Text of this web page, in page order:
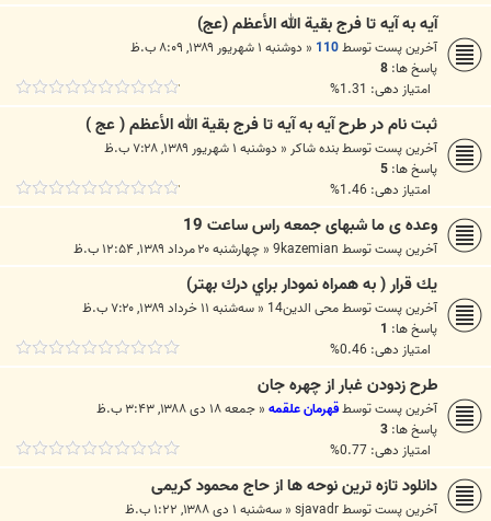
آیه به آيه تا فرج بقية الله الأعظم (عج)
آخرین پست توسط110
« دوشنبه ۱ شهریور ۱۳۸۹, ۸:۰۹ ب.ظ
پاسخ ها: 8
امتیاز دهی: 1.31%
ثبت نام در طرح آيه به آيه تا فرج بقية الله الأعظم ( عج )
آخرین پست توسطبنده شاکر« دوشنبه ۱ شهریور ۱۳۸۹, ۷:۲۸ ب.ظ
پاسخ ها: 5
امتیاز دهی: 1.46%
وعده ی ما شبهای جمعه راس ساعت 19
آخرین پست توسط9kazemian
« چهارشنبه ۲۰ مرداد ۱۳۸۹, ۱۲:۵۴ ب.ظ
يك قرار ( به همراه نمودار براي درك بهتر)
آخرین پست توسطمحی الدین14 « سه‌شنبه ۱۱ خرداد ۱۳۸۹, ۷:۲۰ ب.ظ
پاسخ ها: 1
امتیاز دهی: 0.46%
طرح زدودن غبار از چهره جان
آخرین پست توسطقهرمان علقمه« جمعه ۱۸ دی ۱۳۸۸, ۳:۴۳ ب.ظ
پاسخ ها: 3
امتیاز دهی: 0.77%
دانلود تازه ترین نوحه ها از حاج محمود کریمی
آخرین پست توسطsjavadr
« سه‌شنبه ۱ دی ۱۳۸۸, ۱:۲۲ ب.ظ